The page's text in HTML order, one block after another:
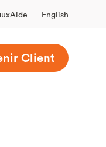
Aide English
Client